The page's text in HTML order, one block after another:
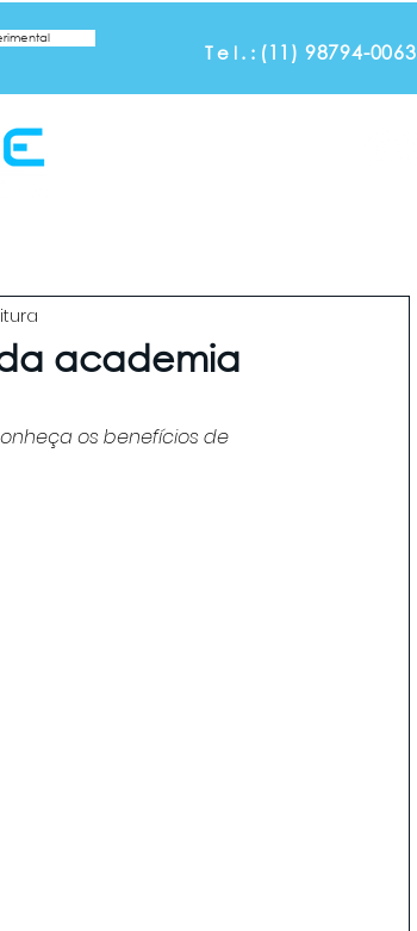
Tel.: (11) 98794-0063
academia
os benefícios de